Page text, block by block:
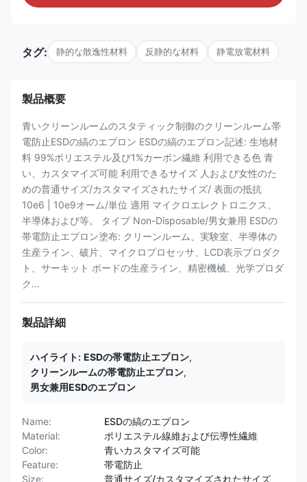
タグ: 静的な散逸性材料 反静的な材料 静電放電材料
製品概要
青いクリーンルームのスタティック制御のクリーンルーム帯
電防止ESDの縞のエプロン ESDの縞のエプロン記述: 生地材
料 99%ポリエステル及び1%カーボン繊維 利用できる色 青
い、カスタマイズ可能 利用できるサイズ 人および女性のた
めの普通サイズ/カスタマイズされたサイズ/ 表面の抵抗
10e6 | 10e9オーム/単位 適用 マイクロエレクトロニクス、
半導体および等。 タイプ Non-Disposable/男女兼用 ESDの
帯電防止エプロン塗布: クリーンルーム、実験室、半導体の
生産ライン、破片、マイクロプロセッサ、LCD表示プロダク
ト、サーキット ボードの生産ライン、精密機械、光学プロダ
ク...
製品詳細
ハイライト: ESDの帯電防止エプロン,
クリーンルームの帯電防止エプロン,
男女兼用ESDのエプロン
Name:
ESDの縞のエプロン
Material:
ポリエステル線維および伝導性繊維
Color:
青いカスタマイズ可能
Feature:
帯電防止
Size:
普通サイズ/カスタマイズされたサイズ